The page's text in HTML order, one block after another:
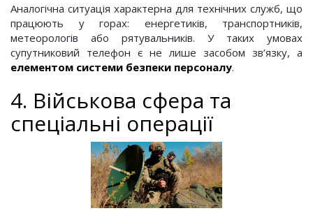
Аналогічна ситуація характерна для технічних служб, що
працюють у горах: енергетиків, транспортників,
метеорологів або рятувальників. У таких умовах
супутниковий телефон є не лише засобом зв’язку, а
елементом системи безпеки персоналу.
4. Військова сфера та
спеціальні операції